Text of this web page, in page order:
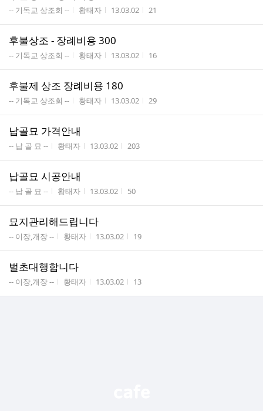
게시판명
-- 기독교 상조회 -- 작성자
황태자 작성시간
13.03.02 조회수
21
후불상조 - 장례비용 300
게시판명
-- 기독교 상조회 -- 작성자
황태자 작성시간
13.03.02 조회수
16
후불제 상조 장례비용 180
게시판명
-- 기독교 상조회 -- 작성자
황태자 작성시간
13.03.02 조회수
29
납골묘 가격안내
게시판명
-- 납 골 묘 -- 작성자
황태자 작성시간
13.03.02 조회수
203
납골묘 시공안내
게시판명
-- 납 골 묘 -- 작성자
황태자 작성시간
13.03.02 조회수
50
묘지관리해드립니다
게시판명
-- 이장,개장 -- 작성자
황태자 작성시간
13.03.02 조회수
19
벌초대행합니다
게시판명
-- 이장,개장 -- 작성자
황태자 작성시간
13.03.02 조회수
13